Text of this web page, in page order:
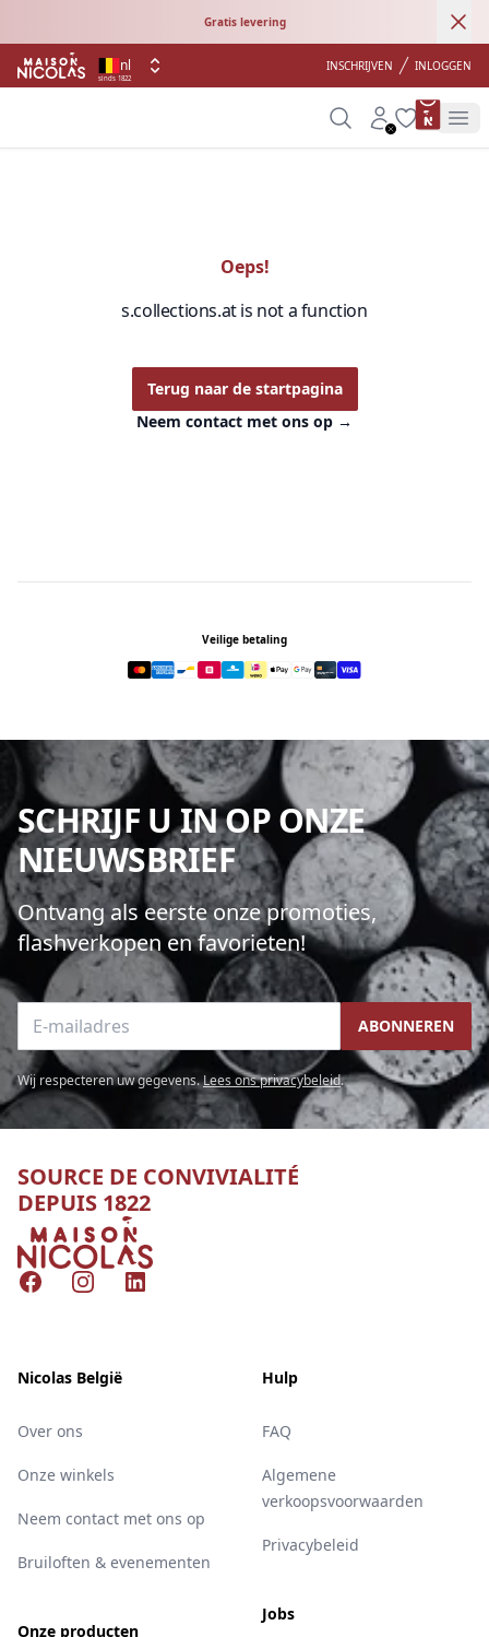
Gratis levering
sinds 1822
nl INSCHRIJVEN INLOGGEN
SearchAccount
Wishlist
Oeps!
s.collections.at is not a function
Terug naar de startpagina
Neem contact met ons op →
Veilige betaling
SCHRIJF U IN OP ONZE
NIEUWSBRIEF
Ontvang als eerste onze promoties,
flashverkopen en favorieten!
E-mailadres ABONNEREN
Wij respecteren uw gegevens.Lees ons privacybeleid.
SOURCE DE CONVIVIALITÉ
DEPUIS 1822
Nicolas
FacebookInstagramLinkedIn
Nicolas België
Over ons
Onze winkels
Neem contact met ons op
Bruiloften & evenementen
Onze producten
Hulp
FAQ
Algemene
verkoopsvoorwaarden
Privacybeleid
Jobs